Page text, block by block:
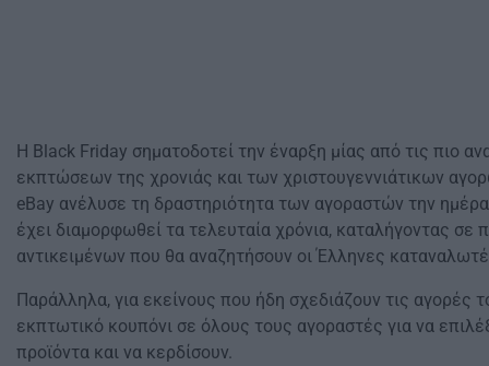
Η Black Friday σηματοδοτεί την έναρξη μίας από τις πιο
εκπτώσεων της χρονιάς και των χριστουγεννιάτικων
eBay ανέλυσε τη δραστηριότητα των αγοραστών την
έχει διαμορφωθεί τα τελευταία χρόνια, καταλήγοντας σε
αντικειμένων που θα αναζητήσουν οι Έλληνες
Παράλληλα, για εκείνους που ήδη σχεδιάζουν τις αγορές
εκπτωτικό κουπόνι σε όλους τους αγοραστές για να
προϊόντα και να κερδίσουν.